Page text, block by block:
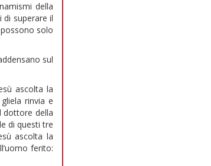
della
di superare il
solo
sul
ascolta la
rinvia e
dottore della
di questi tre
ascolta la
ferito: